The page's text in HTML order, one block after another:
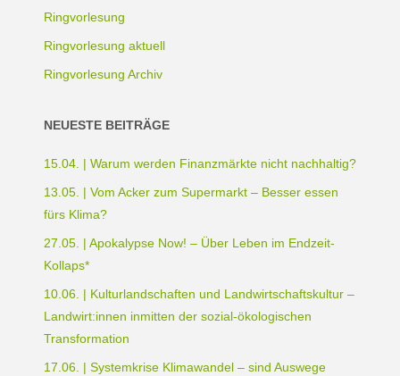
Ringvorlesung
Ringvorlesung aktuell
Ringvorlesung Archiv
NEUESTE BEITRÄGE
15.04. | Warum werden Finanzmärkte nicht nachhaltig?
13.05. | Vom Acker zum Supermarkt – Besser essen
fürs Klima?
27.05. | Apokalypse Now! – Über Leben im Endzeit-
Kollaps*
10.06. | Kulturlandschaften und Landwirtschaftskultur –
Landwirt:innen inmitten der sozial-ökologischen
Transformation
17.06. | Systemkrise Klimawandel – sind Auswege